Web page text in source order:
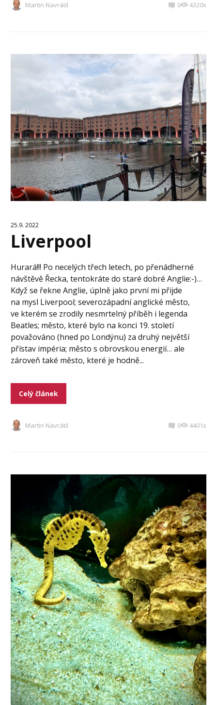
Martin Navrátil 0 4320x
25.9. 2022
Liverpool
Hurará!!! Po necelých třech letech, po přenádherné
návštěvě Řecka, tentokráte do staré dobré Anglie:-)…
Když se řekne Anglie, úplně jako první mi přijde
na mysl Liverpool; severozápadní anglické město,
ve kterém se zrodily nesmrtelný příběh i legenda
Beatles; město, které bylo na konci 19. století
považováno (hned po Londýnu) za druhý největší
přístav impéria; město s obrovskou energií… ale
zároveň také město, které je hodně...
Celý článek
Martin Navrátil 0 4401x